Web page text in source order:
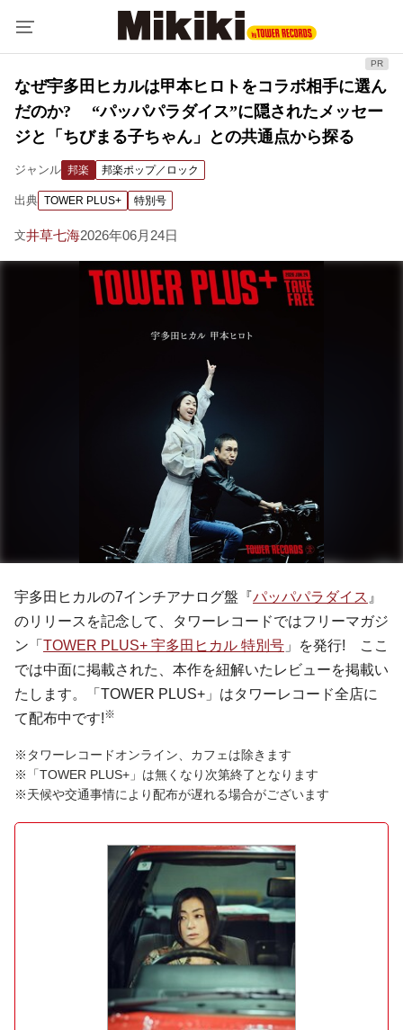
なぜ宇多田ヒカルは甲本ヒロトをコラボ相手に選ん
だのか? “パッパパラダイス”に隠されたメッセー
ジと「ちびまる子ちゃん」との共通点から探る
ジャンル 邦楽 邦楽ポップ／ロック
出典 TOWER PLUS+ 特別号
文井草七海2026年06月24日
宇多田ヒカルの7インチアナログ盤『パッパパラダイス 』
のリリースを記念して、タワーレコードではフリーマガジ
ン「 TOWER PLUS+ 宇多田ヒカル 特別号 」を発行! ここ
では中面に掲載された、本作を紐解いたレビューを掲載い
たします。「TOWER PLUS+」はタワーレコード全店に
て配布中です!※
※タワーレコードオンライン、カフェは除きます
※「TOWER PLUS+」は無くなり次第終了となります
※天候や交通事情により配布が遅れる場合がございます